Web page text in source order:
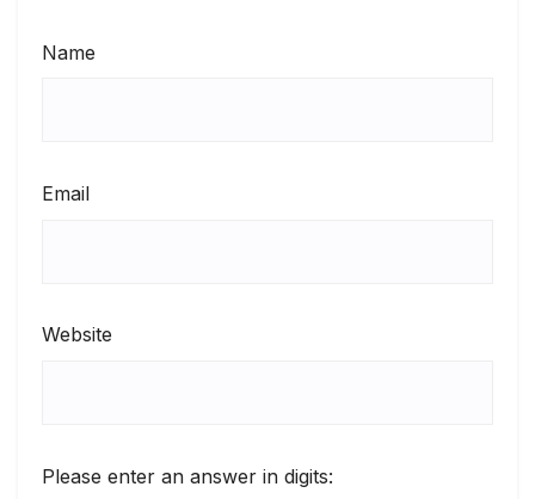
Name
Email
Website
Please enter an answer in digits: